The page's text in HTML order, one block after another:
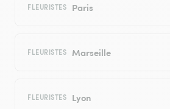
FLEURISTES Paris
FLEURISTES Marseille
FLEURISTES Lyon